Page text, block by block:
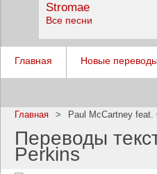
Stromae
Все песни
Главная Новые
Главная > Paul McCartney feat.
Переводы
Perkins